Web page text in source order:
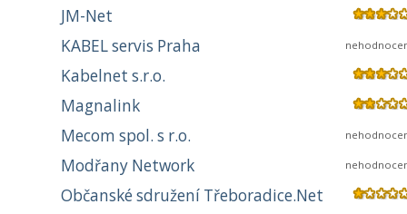
JM-Net
KABEL servis Praha
Kabelnet s.r.o.
Magnalink
Mecom spol. s r.o.
Modřany Network
Občanské sdružení Třeboradice.Net